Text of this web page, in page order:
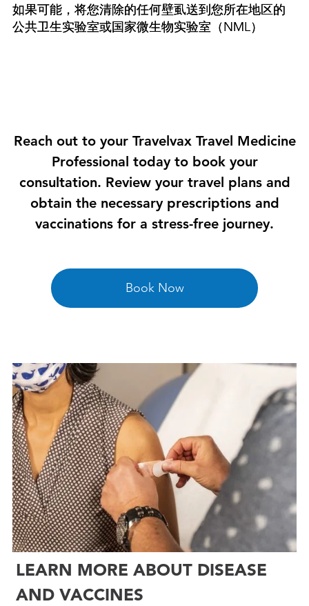
如果可能，将您清除的任何壁虱送到您所在地区的
公共卫生实验室或国家微生物实验室（NML）
Reach out to your Travelvax Travel Medicine
Professional today to book your
consultation. Review your travel plans and
obtain the necessary prescriptions and
vaccinations for a stress-free journey.
Book Now
LEARN MORE ABOUT DISEASE
AND VACCINES